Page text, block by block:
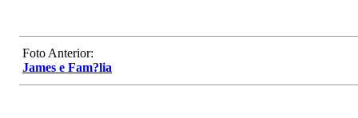
Foto Anterior:
James e Fam?lia